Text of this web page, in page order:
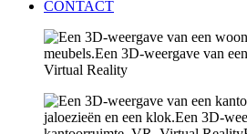
CONTACT